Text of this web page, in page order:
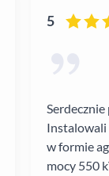
5
Instalowali
w formie
mocy 550